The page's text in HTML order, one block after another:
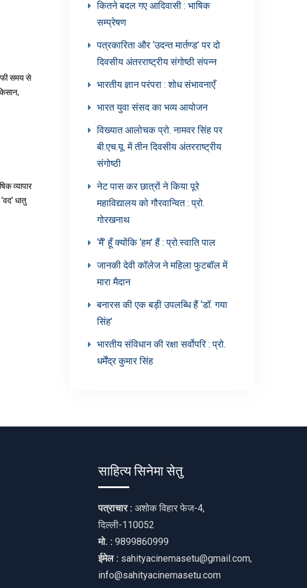
समय से
व्यापार
धातु
कितने बदल गए आदिवासी : भाषिक
सम्प्रेषण
पत्रकारिता और ‘उदन्त मार्तण्ड’ पर दो
दिवसीय अंतरराष्ट्रीय संगोष्ठी संपन्न
भारतीय ज्ञान परंपरा : शोध संभावनाएँ
भारत युवा संसद का भव्य आयोजन
विख्यात आलोचक प्रो. नामवर सिंह पर
बी.एच.यू. में तीन दिवसीय अंतरराष्ट्रीय
संगोष्ठी
नेट पास कर छात्रों ने किया पूरे
महाविद्यालय को गौरवान्वित : प्रो.
गोरखनाथ
‘मैं’ हूँ क्योंकि ‘हम’ हैं : प्रो.स्वाति पाल
जानकी देवी कॉलेज ने महिला फुटबॉल में
मारा मैदान
बनारस की एक बड़ी उपलब्धि हैं ‘डॉ. गया
सिंह’
भारतीय संविधान की रक्षा सर्वोपरि : प्रो.
धर्मेंद्र कुमार सिंह
साहित्य सिनेमा सेतु
पत्राचार : अशोक विहार फेज-4,
दिल्ली-110052
मो. : 9899860999
ईमेल : sahityacinemasetu@gmail.com,
info@sahityacinemasetu.com